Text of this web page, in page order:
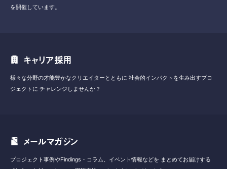
を開催しています。
キャリア採用
様々な分野の才能豊かなクリエイターとともに 社会的インパクトを生み出すプロ
ジェクトに チャレンジしませんか？
メールマガジン
プロジェクト事例やFindings・コラム、イベント情報などを まとめてお届けする